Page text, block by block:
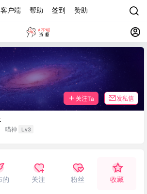
客户端 帮助 签到 赞助
喵神 Lv3
关注Ta 发私信
的 关注 粉丝 收藏